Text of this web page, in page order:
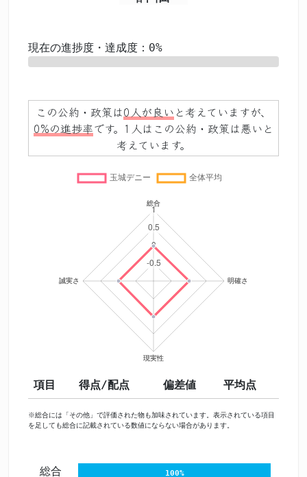
現在の進捗度・達成度：0%
この公約・政策は0人が良い と考えていますが、
0%の進捗率です。1人はこの公約・政策は悪いと
考えています。
項目 得点/配点 偏差値 平均点
※総合には「その他」で評価された物も加味されています。表示されている項目
を足しても総合に記載されている数値にならない場合があります。
総合 100%